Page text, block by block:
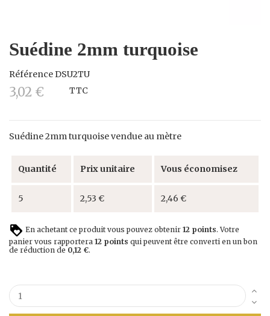
Suédine 2mm turquoise
RéférenceDSU2TU
3,02 € TTC
Suédine 2mm turquoise vendue au mètre
Quantité Prix unitaire Vous économisez
5 2,53 € 2,46 €
En achetant ce produit vous pouvez obtenir 12 points. Votre
panier vous rapportera 12 points qui peuvent être converti en un bon
de réduction de 0,12 €.